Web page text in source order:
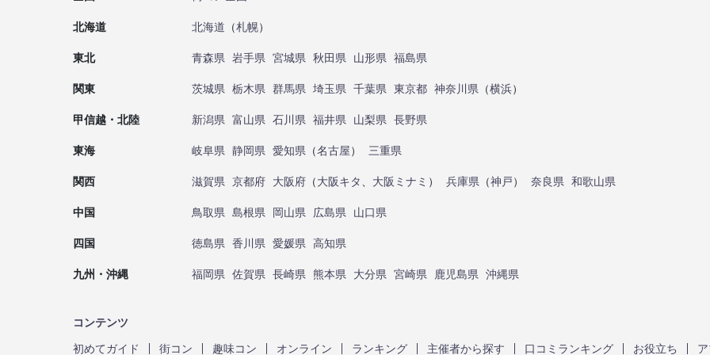
北海道 北海道 （札幌）
東北 青森県 岩手県 宮城県 秋田県 山形県 福島県
関東 茨城県 栃木県 群馬県 埼玉県 千葉県 東京都 神奈川県 （横浜）
甲信越・北陸 新潟県 富山県 石川県 福井県 山梨県 長野県
東海 岐阜県 静岡県 愛知県 （名古屋） 三重県
関西 滋賀県 京都府 大阪府 （大阪キタ 大阪ミナミ ） 兵庫県 （神戸） 奈良県 和歌山県
中国 鳥取県 島根県 岡山県 広島県 山口県
四国 徳島県 香川県 愛媛県 高知県
九州・沖縄 福岡県 佐賀県 長崎県 熊本県 大分県 宮崎県 鹿児島県 沖縄県
コンテンツ
初めてガイド
街コン 趣味コン オンライン ランキング 主催者から探す 口コミランキング お役立ち